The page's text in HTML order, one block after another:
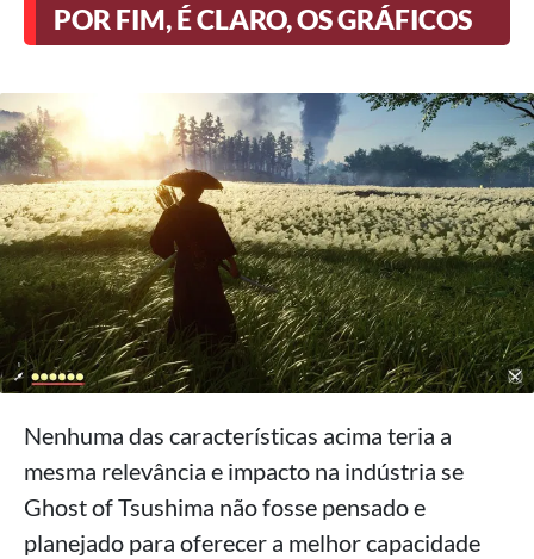
POR FIM, É CLARO, OS GRÁFICOS
Nenhuma das características acima teria a
mesma relevância e impacto na indústria se
Ghost of Tsushima não fosse pensado e
planejado para oferecer a melhor capacidade